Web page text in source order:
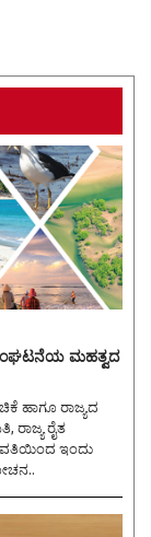
ಸಂಘಟನೆಯ ಮಹತ್ವದ
ರಾಜ್ಯ ರೈತ
ವತಿಯಿಂದ ಇಂದು